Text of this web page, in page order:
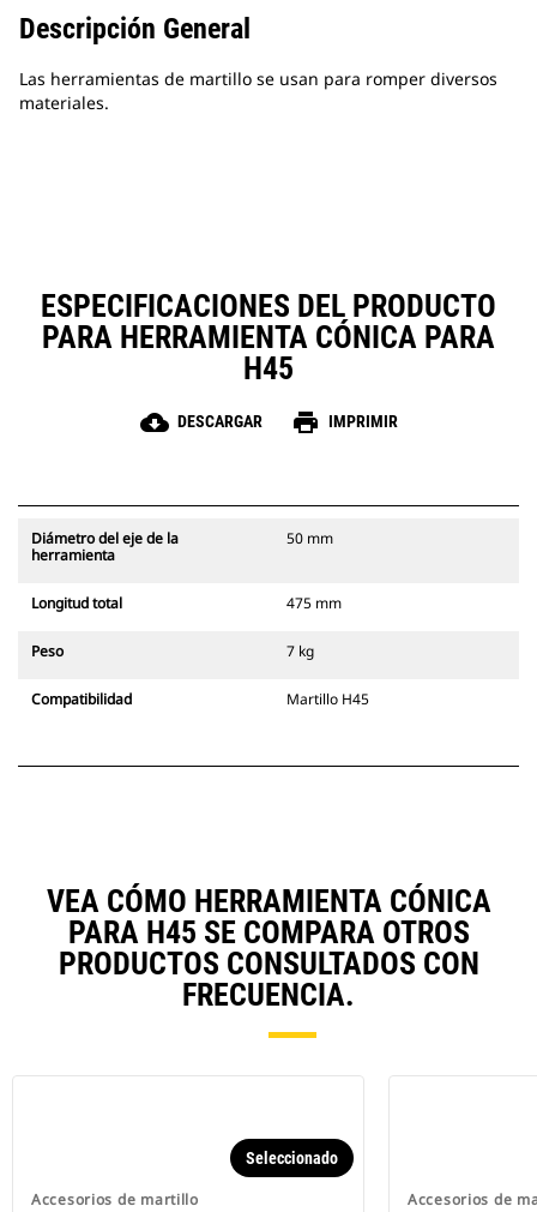
Descripción General
Las herramientas de martillo se usan para romper diversos
materiales.
ESPECIFICACIONES DEL PRODUCTO
PARA HERRAMIENTA CÓNICA PARA
H45
cloud_download DESCARGAR print IMPRIMIR
Diámetro del eje de la
herramienta
50 mm
Longitud total 475 mm
Peso 7 kg
Compatibilidad Martillo H45
VEA CÓMO HERRAMIENTA CÓNICA
PARA H45 SE COMPARA OTROS
PRODUCTOS CONSULTADOS CON
FRECUENCIA.
Accesorios de martillo
Seleccionado
Accesorios de